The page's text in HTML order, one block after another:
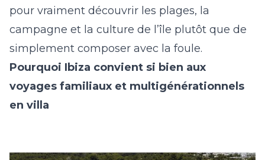
pour vraiment découvrir les plages, la
campagne et la culture de l’île plutôt que de
simplement composer avec la foule.
Pourquoi Ibiza convient si bien aux
voyages familiaux et multigénérationnels
en villa